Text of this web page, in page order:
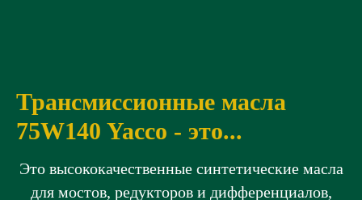
Трансмиссионные масла
75W140 Yacco - это...
Это высококачественные синтетические масла
для мостов, редукторов и дифференциалов,